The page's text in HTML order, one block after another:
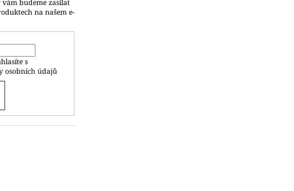
budeme zasílat
na našem e-
s
osobních údajů
z 5 hvězdiček.